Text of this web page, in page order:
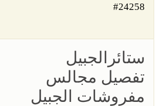
#24258
ستائرالجبيل
تفصيل مجالس
مفروشات الجبيل